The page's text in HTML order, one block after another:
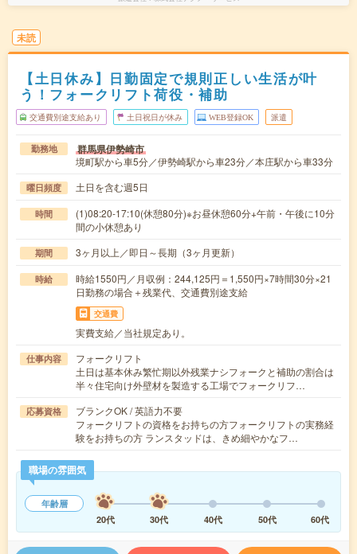
未読
【土日休み】日勤固定で規則正しい生活が叶
う！フォークリフト荷役・補助
交通費別途支給あり 土日祝日が休み WEB登録OK 派遣
勤務地 群馬県伊勢崎市
境町駅から車5分／伊勢崎駅から車23分／本庄駅から車33分
曜日頻度 土日を含む週5日
時間
(1)08:20-17:10(休憩80分)※お昼休憩60分+午前・午後に10分
間の小休憩あり
期間 3ヶ月以上／即日～長期（3ヶ月更新）
時給
時給1550円／月収例：244,125円＝1,550円×7時間30分×21
日勤務の場合＋残業代、交通費別途支給
交通費
実費支給／当社規定あり。
仕事内容
フォークリフト
土日は基本休み繁忙期以外残業ナシフォークと補助の割合は
半々住宅向け外壁材を製造する工場でフォークリフ…
応募資格
ブランクOK / 英語力不要
フォークリフトの資格をお持ちの方フォークリフトの実務経
験をお持ちの方 ランスタッドは、きめ細やかなフ…
職場の雰囲気
年齢層
20代
30代 40代 50代 60代